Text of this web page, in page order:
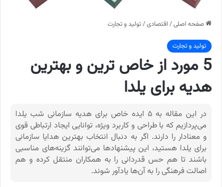
صفحه اصلی/ اقتصادی/تولید و تجارت
تولید و تجارت
5 مورد از خاص ترین و بهترین
هدیه برای یلدا
در این مقاله به ۵ ایده خاص برای هدیه‌ سازمانی شب یلدا
می‌پردازیم که با طراحی و کاربرد ویژه، توانایی ایجاد ارتباطی قوی
و معنادار را دارند. اگر به دنبال انتخاب بهترین هدایا سازمانی
برای یلدا هستید، این پیشنهادها می‌توانند گزینه‌های مناسبی
باشند تا هم حس قدردانی را به همکاران منتقل کرده و هم
اصالت فرهنگی را به آن‌ها یادآور شوند.